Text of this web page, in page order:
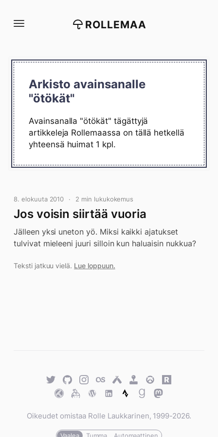
suoraan
ROLLEMAA
Arkisto avainsanalle
"ötökät"
Avainsanalla "ötökät" tägättyjä
artikkeleja Rollemaassa on tällä hetkellä
yhteensä huimat 1 kpl.
8. elokuuta 2010 2 min lukukokemus
Jos voisin siirtää vuoria
Jälleen yksi uneton yö. Miksi kaikki ajatukset
tulvivat mieleeni juuri silloin kun haluaisin nukkua?
Teksti jatkuu vielä. Lue loppuun.
TwitterGitHubTwitterLast.fmUntappd
Retro
Achievements
Overwatch
Rawg.io
TraktKeybaseWordPress
WordPress
StravaGoodreads
Mastodon
Oikeudet omistaa Rolle Laukkarinen, 1999-2026.